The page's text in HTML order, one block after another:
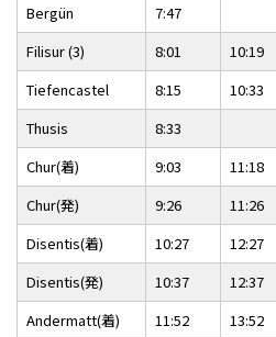
Bergün
7:47
Filisur (3)
8:01 10:19
Tiefencastel
8:15 10:33
Thusis
8:33
Chur(着)
9:03 11:18
Chur(発)
9:26 11:26
Disentis(着)
10:27 12:27
Disentis(発)
10:37 12:37
Andermatt(着)
11:52 13:52